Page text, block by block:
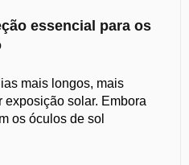
essencial para os
mais longos, mais
exposição solar. Embora
os óculos de sol